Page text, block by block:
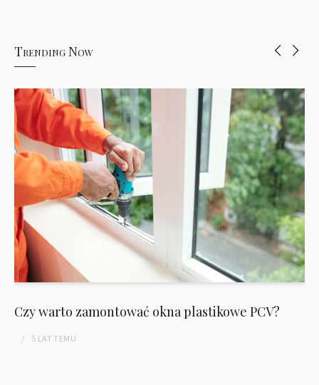
Trending Now
Czy warto zamontować okna plastikowe PCV?
5 LAT TEMU